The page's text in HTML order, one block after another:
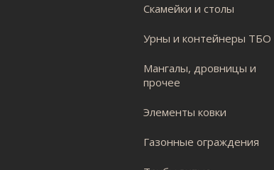
Скамейки и столы
Урны и контейнеры ТБО
Мангалы, дровницы и
прочее
Элементы ковки
Газонные ограждения